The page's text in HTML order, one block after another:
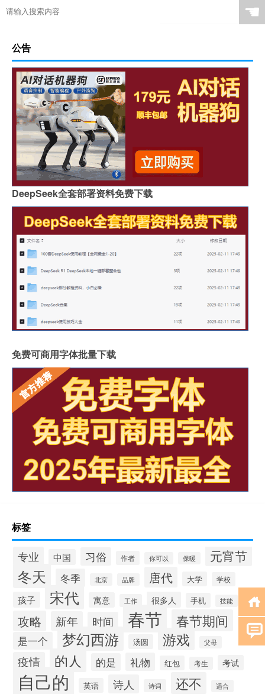
☚
公告
DeepSeek全套部署资料免费下载
免费可商用字体批量下载
标签
专业 中国 习俗 作者 你可以 保暖 元宵节
冬天 冬季 北京 品牌 唐代 大学 学校
孩子 宋代 寓意 工作 很多人 手机 技能
攻略 新年 时间 春节 春节期间
是一个 梦幻西游 汤圆 游戏 父母
疫情 的人 的是 礼物 红包 考生 考试
自己的 英语 诗人 诗词 还不 适合